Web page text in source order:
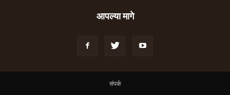
आपल्या मागे
संपर्क